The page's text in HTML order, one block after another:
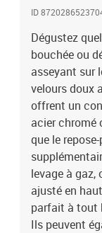
ID
Dégustez
bouchée ou
asseyant sur
velours doux
offrent un
acier chromé
que le
levage à
ajusté en
parfait à tout
Ils peuvent